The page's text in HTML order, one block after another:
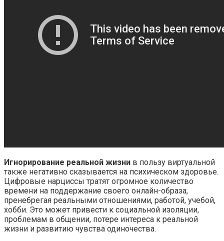
Игнорирование реальной жизни в пользу виртуальной
также негативно сказывается на психическом здоровье.
Цифровые нарциссы тратят огромное количество
времени на поддержание своего онлайн-образа,
пренебрегая реальными отношениями, работой, учебой,
хобби.​ Это может привести к социальной изоляции,
проблемам в общении, потере интереса к реальной
жизни и развитию чувства одиночества.​